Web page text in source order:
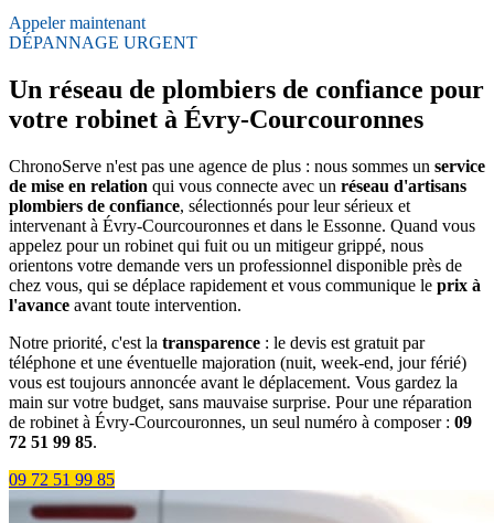
Appeler maintenant
DÉPANNAGE URGENT
Un réseau de plombiers de confiance pour
votre robinet à Évry-Courcouronnes
ChronoServe n'est pas une agence de plus : nous sommes un service
de mise en relation qui vous connecte avec un réseau d'artisans
plombiers de confiance, sélectionnés pour leur sérieux et
intervenant à Évry-Courcouronnes et dans le Essonne. Quand vous
appelez pour un robinet qui fuit ou un mitigeur grippé, nous
orientons votre demande vers un professionnel disponible près de
chez vous, qui se déplace rapidement et vous communique le prix à
l'avance avant toute intervention.
Notre priorité, c'est la transparence : le devis est gratuit par
téléphone et une éventuelle majoration (nuit, week-end, jour férié)
vous est toujours annoncée avant le déplacement. Vous gardez la
main sur votre budget, sans mauvaise surprise. Pour une réparation
de robinet à Évry-Courcouronnes, un seul numéro à composer : 09
72 51 99 85.
09 72 51 99 85